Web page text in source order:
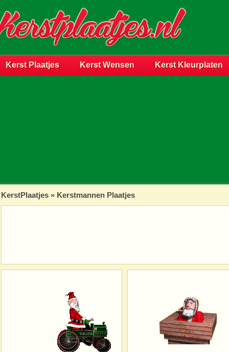
Kerst Plaatjes Kerst Wensen Kerst Kleurplaten
KerstPlaatjes » Kerstmannen Plaatjes